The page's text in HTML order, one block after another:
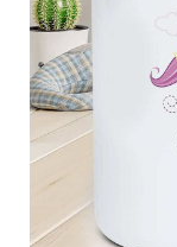
p